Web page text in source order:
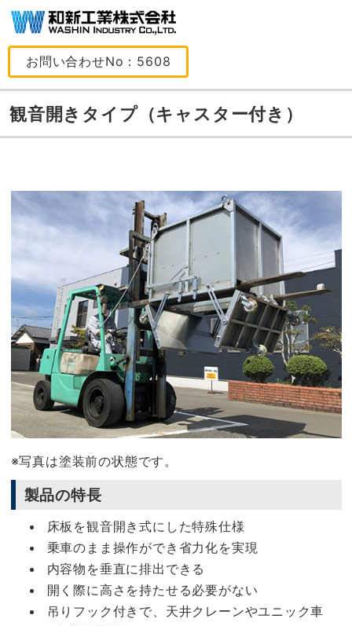
お問い合わせNo：5608
観音開きタイプ（キャスター付き）
※写真は塗装前の状態です。
製品の特長
床板を観音開き式にした特殊仕様
乗車のまま操作ができ省力化を実現
内容物を垂直に排出できる
開く際に高さを持たせる必要がない
吊りフック付きで、天井クレーンやユニック車